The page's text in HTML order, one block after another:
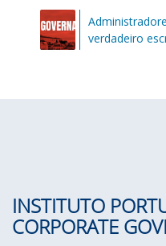
verdadeiro
INSTITUTO
CORPORATE